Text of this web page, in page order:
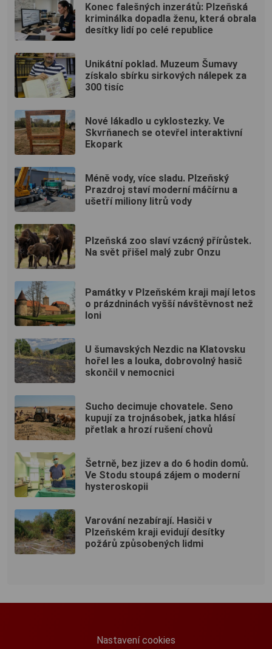
Konec falešných inzerátů: Plzeňská
kriminálka dopadla ženu, která obrala
desítky lidí po celé republice
Unikátní poklad. Muzeum Šumavy
získalo sbírku sirkových nálepek za
300 tisíc
Nové lákadlo u cyklostezky. Ve
Skvrňanech se otevřel interaktivní
Ekopark
Méně vody, více sladu. Plzeňský
Prazdroj staví moderní máčírnu a
ušetří miliony litrů vody
Plzeňská zoo slaví vzácný přírůstek.
Na svět přišel malý zubr Onzu
Památky v Plzeňském kraji mají letos
o prázdninách vyšší návštěvnost než
loni
U šumavských Nezdic na Klatovsku
hořel les a louka, dobrovolný hasič
skončil v nemocnici
Sucho decimuje chovatele. Seno
kupují za trojnásobek, jatka hlásí
přetlak a hrozí rušení chovů
Šetrně, bez jizev a do 6 hodin domů.
Ve Stodu stoupá zájem o moderní
hysteroskopii
Varování nezabírají. Hasiči v
Plzeňském kraji evidují desítky
požárů způsobených lidmi
Nastavení cookies